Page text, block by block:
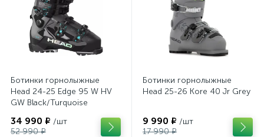
Ботинки горнолыжные
Head 24-25 Edge 95 W HV
GW Black/Turquoise
34 990 ₽ /шт
52 990 ₽
Ботинки горнолыжные
Head 25-26 Kore 40 Jr Grey
9 990 ₽ /шт
17 990 ₽